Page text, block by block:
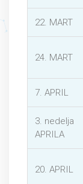
22. MART
24. MART
7. APRIL
3. nedelja
APRILA
20. APRIL